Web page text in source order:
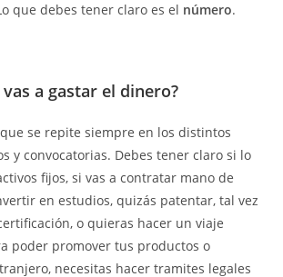
que debes tener claro es el número.
vas a gastar el dinero?
se repite siempre en los distintos
y convocatorias. Debes tener claro si lo
fijos, si vas a contratar mano de
en estudios, quizás patentar, tal vez
o quieras hacer un viaje
poder promover tus productos o
necesitas hacer tramites legales